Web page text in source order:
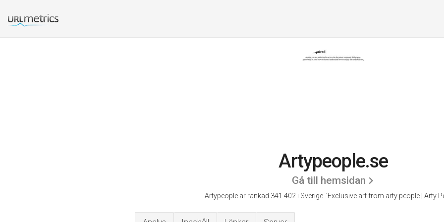
Artypeople.se
Gå till hemsidan
Artypeople är rankad 341 402 i Sverige. 'Exclusive art from arty people | Arty